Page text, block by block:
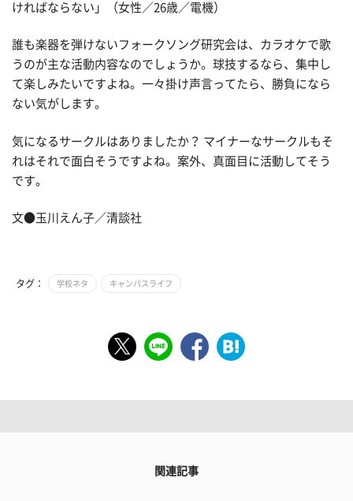
ければならない」（女性／26歳／電機）
誰も楽器を弾けないフォークソング研究会は、カラオケで歌
うのが主な活動内容なのでしょうか。球技するなら、集中し
て楽しみたいですよね。一々掛け声言ってたら、勝負になら
ない気がします。
気になるサークルはありましたか？ マイナーなサークルもそ
れはそれで面白そうですよね。案外、真面目に活動してそう
です。
文●玉川えん子／清談社
タグ： 学校ネタ キャンパスライフ
関連記事